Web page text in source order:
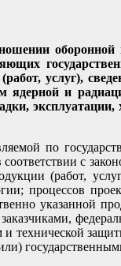
услуг),
и
по
с
(работ,
процессов
указанной
технической